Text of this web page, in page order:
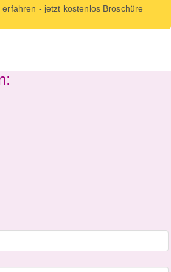
- jetzt kostenlos Broschüre